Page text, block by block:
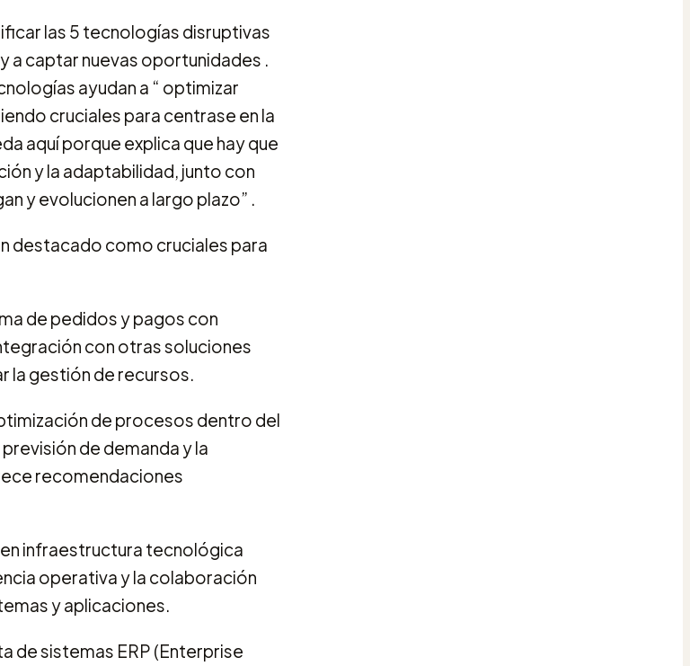
las 5 tecnologías disruptivas
a captar nuevas oportunidades .
ayudan a “ optimizar
cruciales para centrase en la
aquí porque explica que hay que
y la adaptabilidad, junto con
y evolucionen a largo plazo” .
destacado como cruciales para
de pedidos y pagos con
con otras soluciones
la gestión de recursos.
de procesos dentro del
de demanda y la
recomendaciones
en infraestructura tecnológica
operativa y la colaboración
y aplicaciones.
de sistemas ERP (Enterprise